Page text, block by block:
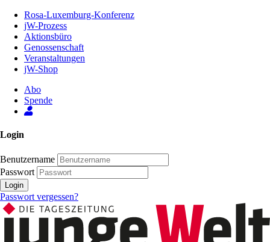
Inhalt
Seite
Rosa-Luxemburg-Konferenz
jW-Prozess
Aktionsbüro
Genossenschaft
Veranstaltungen
jW-Shop
Abo
Spende
Login
Benutzername
Passwort
Login
Passwort vergessen?